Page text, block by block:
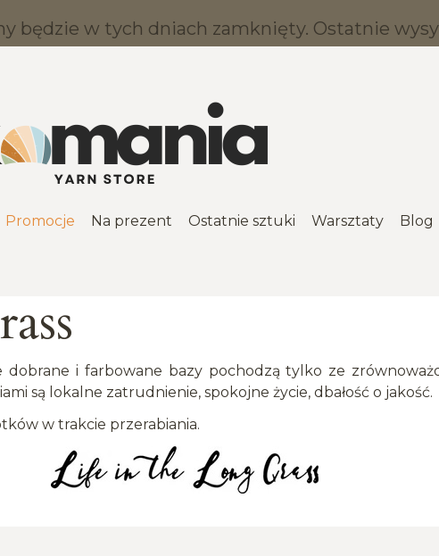
będzie w tych dniach zamknięty. Ostatnie
Promocje Na prezent Ostatnie sztuki Warsztaty Blog
i farbowane bazy pochodzą tylko ze
są lokalne zatrudnienie, spokojne życie, dbałość o jakość.
w trakcie przerabiania.